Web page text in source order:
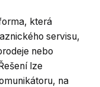
která
servisu,
nebo
lze
na